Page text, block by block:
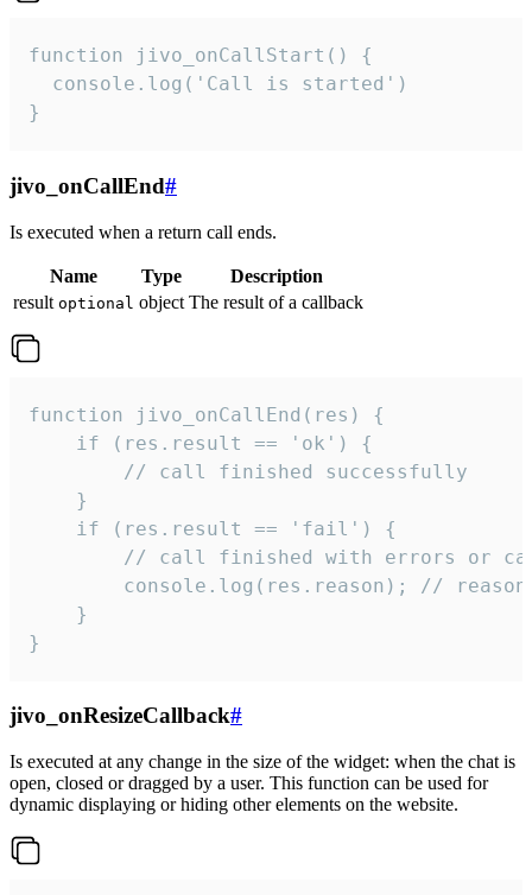
function jivo_onCallStart() {
  console.log('Call is started')
}
jivo_onCallEnd#
Is executed when a return call ends.
Name Type
Description
result optional object The result of a callback
function jivo_onCallEnd(res) {
    if (res.result == 'ok') {
        // call finished successfully
    }
    if (res.result == 'fail') {
// call finished with errors or
console.log(res.reason); //
    }
}
jivo_onResizeCallback#
Is executed at any change in the size of the widget: when the chat is
open, closed or dragged by a user. This function can be used for
dynamic displaying or hiding other elements on the website.